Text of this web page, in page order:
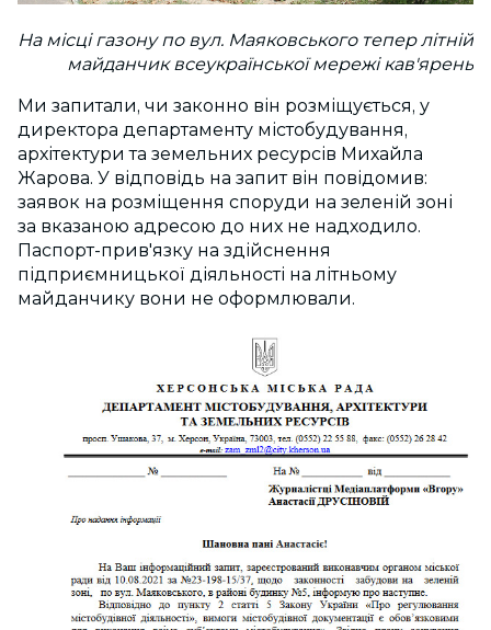
На місці газону по вул. Маяковського тепер літній
майданчик всеукраїнської мережі кав'ярень
Ми запитали, чи законно він розміщується, у
директора департаменту містобудування,
архітектури та земельних ресурсів Михайла
Жарова. У відповідь на запит він повідомив:
заявок на розміщення споруди на зеленій зоні
за вказаною адресою до них не надходило.
Паспорт-прив'язку на здійснення
підприємницької діяльності на літньому
майданчику вони не оформлювали.